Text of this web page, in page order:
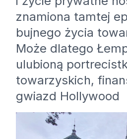
znamiona tamtej
bujnego życia
Może dlatego
ulubioną
towarzyskich,
gwiazd Hollywood